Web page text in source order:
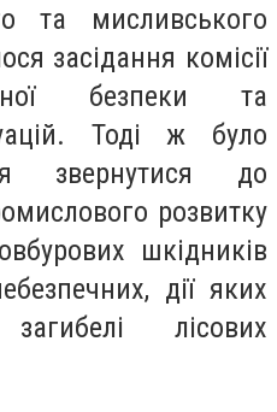
та мисливського
засідання комісії
безпеки та
Тоді ж було
звернутися до
розвитку
шкідників
дії яких
лісових